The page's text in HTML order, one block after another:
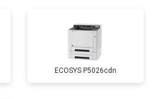
ECOSYS P5026cdn